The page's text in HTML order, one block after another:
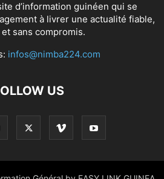
d’information guinéen qui se
à livrer une actualité fiable,
sans compromis.
infos@nimba224.com
US